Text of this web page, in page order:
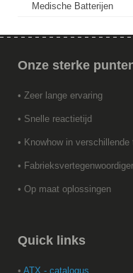
Medische Batterijen
Onze sterke
• Zeer lange ervaring
• Snelle reactietijd
• Knowhow in verschillende
• Fabrieksvertegenwoordiger
• Op maat oplossingen
Quick links
• ATX - catalogus